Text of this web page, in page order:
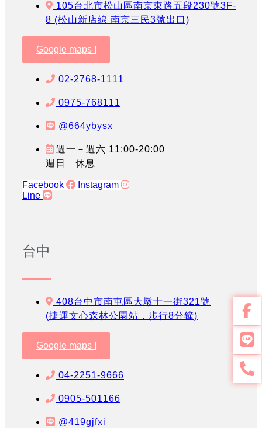
105台北市松山區南京東路五段230號3F-
8 (松山新店線 南京三民3號出口)
Google maps !
02-2768-1111
0975-768111
@664ybysx
週一－週六 11:00-20:00
週日 休息
Facebook
Instagram
Line
台中
408台中市南屯區大墩十一街321號
(捷運文心森林公園站，步行8分鐘)
Google maps !
04-2251-9666
0905-501166
@419gjfxi